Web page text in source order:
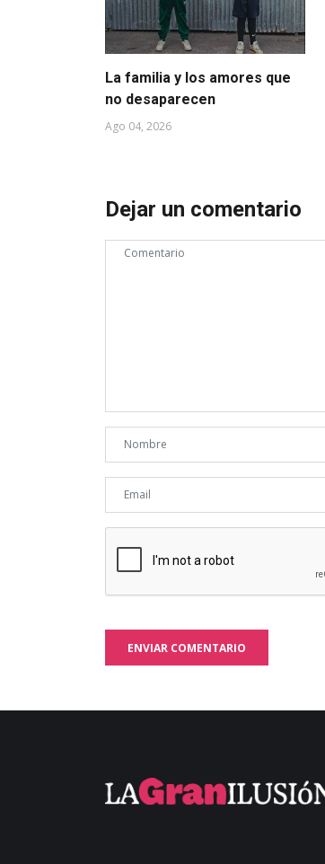
La familia y los amores que
no desaparecen
Ago 04, 2026
Dejar un comentario
ENVIAR COMENTARIO